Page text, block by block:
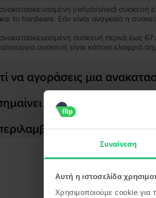
Συναίνεση
Αυτή η ιστοσελίδα
Χρησιμοποιούμε cookie για
(refurbished) συσκευή
το hardware. Εάν είναι αναγκαίο η
συσκευή περνά έως 67
συσκευή είναι κάποια ελαφριά
να αγοράσεις μια
αποδοτική μπαταρία;
στο κουτί